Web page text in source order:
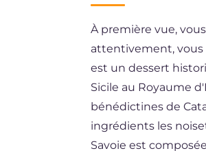
À première vue,
attentivement, vous
est un dessert
Sicile au Royaume
bénédictines de
ingrédients les
Savoie est